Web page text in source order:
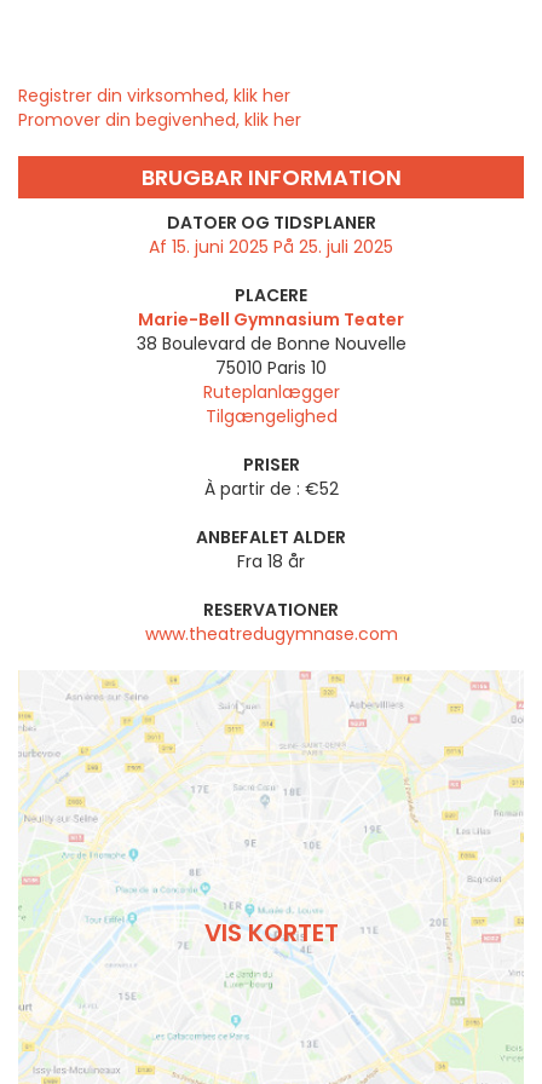
Registrer din virksomhed, klik her
Promover din begivenhed, klik her
BRUGBAR INFORMATION
DATOER OG TIDSPLANER
Af 15. juni 2025 På 25. juli 2025
PLACERE
Marie-Bell Gymnasium Teater
38 Boulevard de Bonne Nouvelle
75010 Paris 10
Ruteplanlægger
Tilgængelighed
PRISER
À partir de : €52
ANBEFALET ALDER
Fra 18 år
RESERVATIONER
www.theatredugymnase.com
VIS KORTET